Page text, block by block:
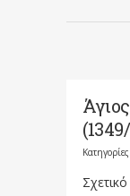
Κατηγορίες: